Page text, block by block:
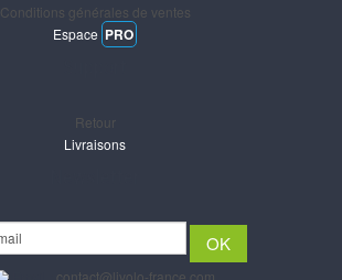
Conditions générales de ventes
Espace PRO
Retour
Livraisons
contact@livolo-france.com